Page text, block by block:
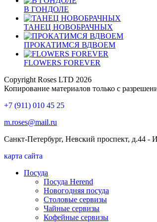
В ГОНДОЛЕ
ТАНЕЦ НОВОБРАЧНЫХ
ПРОКАТИМСЯ ВДВОЕМ
FLOWERS FOREVER
Copyright Roses LTD 2026
Копирование материалов только с
+7 (911) 010 45 25
m.roses@mail.ru
Санкт-Петербург, Невский проспект, д.44 -
карта сайта
Посуда
Посуда Herend
Новогодняя посуда
Столовые сервизы
Чайные сервизы
Кофейные сервизы